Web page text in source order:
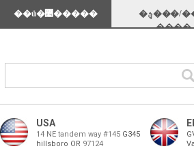
��ü�޴�����
�ؿܱ���/���
���̵�
USA
14 NE tandem way #145 G345
hillsboro OR 97124